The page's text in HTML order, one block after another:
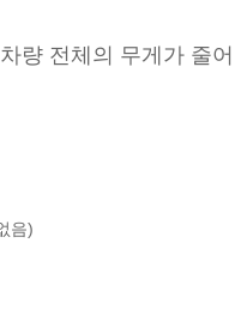
량 전체의 무게가 줄어
음)